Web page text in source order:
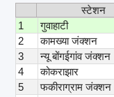
स्टेशन
1
गुवाहाटी
2
कामख्या जंक्शन
3
न्यू बोंगईगांव जंक्शन
4
कोकराझार
5
फकीराग्राम जंक्शन